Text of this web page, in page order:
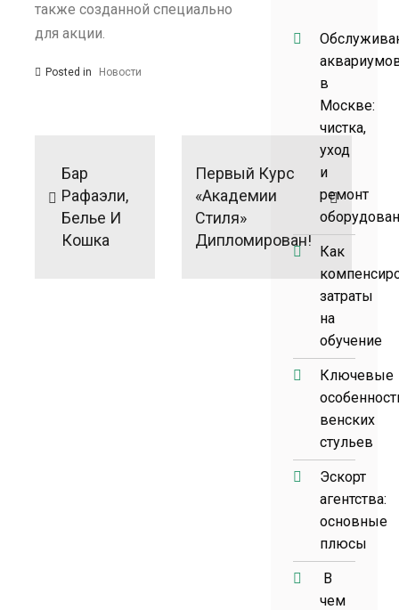
также созданной специально
для акции.
Posted in Новости
записям
Бар
Рафаэли,
Белье И
Кошка
Первый Курс
«Академии
Стиля»
Дипломирован!
в
Москве:
чистка,
уход
и
ремонт
Как
затраты
на
обучение
Ключевые
венских
стульев
Эскорт
агентства:
основные
плюсы
В
чем